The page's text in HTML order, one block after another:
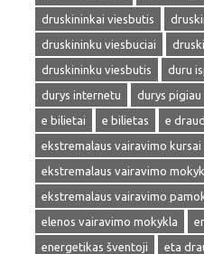
druskininkai viesbutis
druskininku viesbuciai
druskininku viesbutis
duru
durys internetu
durys pigiau
e bilietai
e bilietas e
ekstremalaus vairavimo kursai
ekstremalaus vairavimo
ekstremalaus vairavimo
elenos vairavimo mokykla
energetikas šventoji
eta